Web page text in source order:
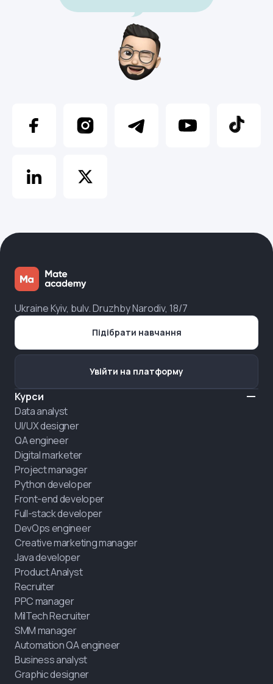
Ukraine Kyiv, bulv. Druzhby Narodiv, 18/7
Курси
Data analyst
UI/UX designer
QA engineer
Digital marketer
Project manager
Python developer
Front-end developer
Full-stack developer
DevOps engineer
Creative marketing manager
Java developer
Product Analyst
Recruiter
PPC manager
MilTech Recruiter
SMM manager
Automation QA engineer
Business analyst
Graphic designer
Підібрати навчання
Увійти на платформу